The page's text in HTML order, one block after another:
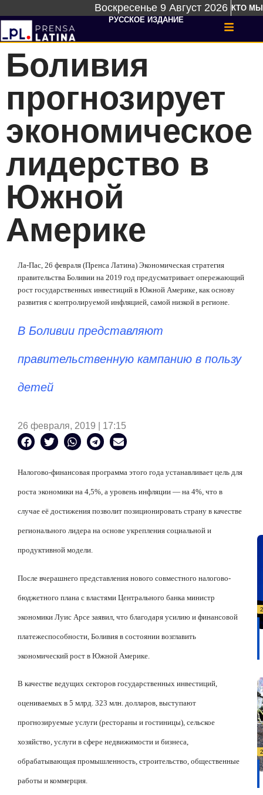
Воскресенье 9 Август 2026 КТО МЫ
РУССКОЕ ИЗДАНИЕ
Боливия
прогнозирует
экономическое
лидерство в
Южной
Америке
Ла-Пас, 26 февраля (Пренса Латина) Экономическая стратегия
правительства Боливии на 2019 год предусматривает опережающий
рост государственных инвестиций в Южной Америке, как основу
развития с контролируемой инфляцией, самой низкой в регионе.
В Боливии представляют
правительственную кампанию в пользу
детей
26 февраля, 2019 | 17:15
Налогово-финансовая программа этого года устанавливает цель для
роста экономики на 4,5%, а уровень инфляции — на 4%, что в
случае её достижения позволит позиционировать страну в качестве
регионального лидера на основе укрепления социальной и
продуктивной модели.
После вчерашнего представления нового совместного налогово-
бюджетного плана с властями Центрального банка министр
экономики Луис Арсе заявил, что благодаря усилию и финансовой
платежеспособности, Боливия в состоянии возглавить
экономический рост в Южной Америке.
В качестве ведущих секторов государственных инвестиций,
оцениваемых в 5 млрд. 323 млн. долларов, выступают
прогнозируемые услуги (рестораны и гостиницы), сельское
хозяйство, услуги в сфере недвижимости и бизнеса,
обрабатывающая промышленность, строительство, общественные
работы и коммерция.